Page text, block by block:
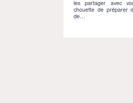
les partager avec
chouette de préparer
de…